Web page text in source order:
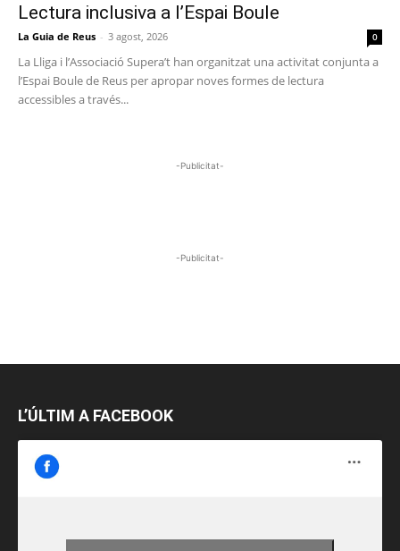
Lectura inclusiva a l’Espai Boule
La Guia de Reus - 3 agost, 2026 0
La Lliga i l’Associació Supera’t han organitzat una activitat conjunta a
l’Espai Boule de Reus per apropar noves formes de lectura
accessibles a través...
-Publicitat-
-Publicitat-
L’ÚLTIM A FACEBOOK